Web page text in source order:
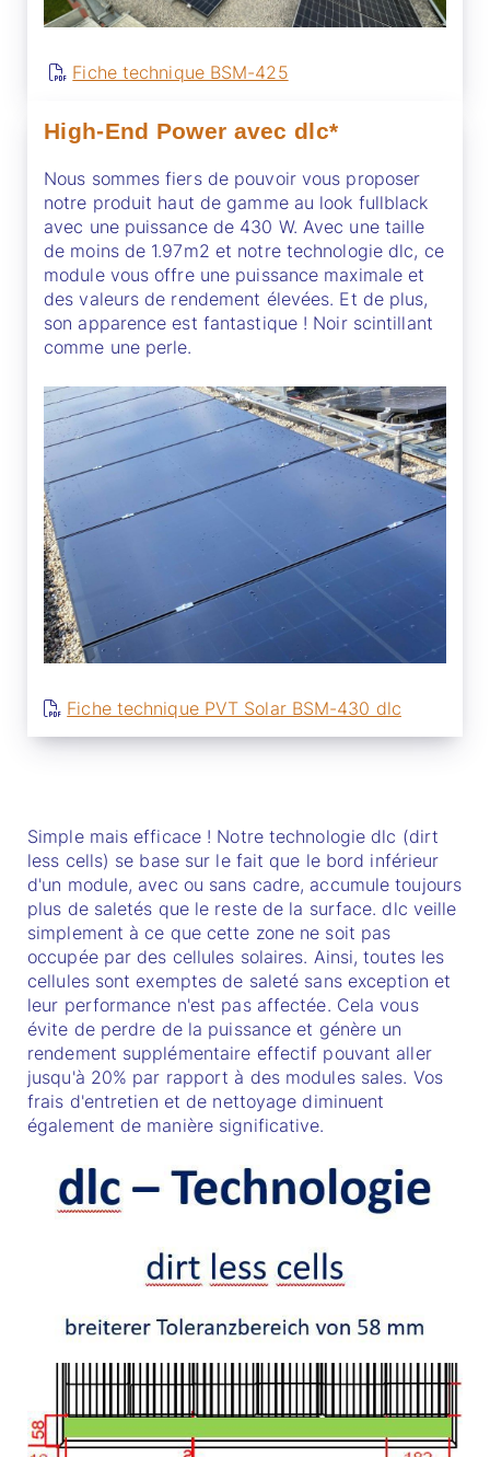
Fiche technique BSM-425
High-End Power avec dlc*
Nous sommes fiers de pouvoir vous proposer
notre produit haut de gamme au look fullblack
avec une puissance de 430 W. Avec une taille
de moins de 1.97m2 et notre technologie dlc, ce
module vous offre une puissance maximale et
des valeurs de rendement élevées. Et de plus,
son apparence est fantastique ! Noir scintillant
comme une perle.
Fiche technique PVT Solar BSM-430 dlc
Simple mais efficace ! Notre technologie dlc (dirt
less cells) se base sur le fait que le bord inférieur
d'un module, avec ou sans cadre, accumule toujours
plus de saletés que le reste de la surface. dlc veille
simplement à ce que cette zone ne soit pas
occupée par des cellules solaires. Ainsi, toutes les
cellules sont exemptes de saleté sans exception et
leur performance n'est pas affectée. Cela vous
évite de perdre de la puissance et génère un
rendement supplémentaire effectif pouvant aller
jusqu'à 20% par rapport à des modules sales. Vos
frais d'entretien et de nettoyage diminuent
également de manière significative.